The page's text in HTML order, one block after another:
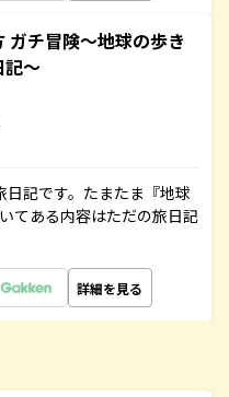
ガチ冒険～地球の歩き
記～
記です。たまたま『地球
てある内容はただの旅日記
詳細を見る